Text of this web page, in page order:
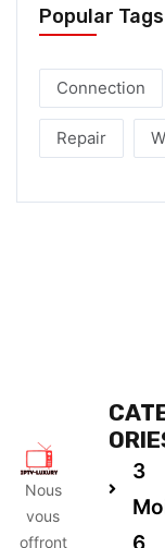
Popular Tags
Connection
Repair
Nous
vous
offront
3